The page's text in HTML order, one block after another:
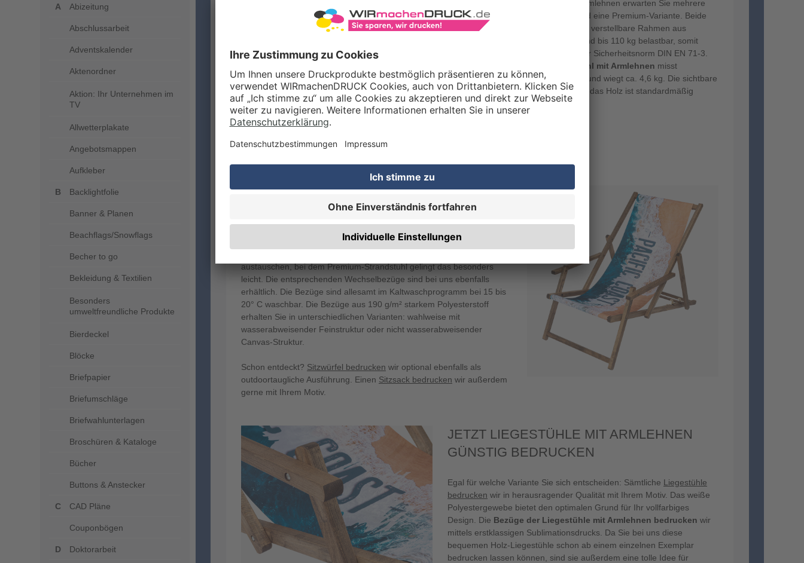
Abizeitung
Abschlussarbeit
Adventskalender
Aktenordner
Aktion: Ihr Unternehmen im
TV
Allwetterplakate
Angebotsmappen
Aufkleber
Backlightfolie
Banner & Planen
Beachflags/Snowflags
Becher to go
Bekleidung & Textilien
Besonders
umweltfreundliche Produkte
Bierdeckel
Blöcke
Briefpapier
Briefumschläge
Briefwahlunterlagen
Broschüren & Kataloge
Bücher
Buttons & Anstecker
CAD Pläne
Couponbögen
Doktorarbeit
Bei unseren Holz-Liegestühlen mit Armlehnen erwarten Sie mehrere
Modelle: eine Classic-Ausführung und eine Premium-Variante. Beide
haben gemeinsam, dass der dreifach verstellbare Rahmen aus
robustem Buchenholz besteht. Sie sind bis 110 kg belastbar, somit
besonders stabil und entsprechen der Sicherheitsnorm DIN EN 71-3.
Classic-Liegenstuhl mit Armlehnen misst
zusammengeklappt 140 x 58 x 3 cm und wiegt ca. 4,6 kg. Die sichtbare
Liegefläche ist 113 x 42 cm groß und das Holz ist standardmäßig
lasiert.
Bei unserem erstklassigenPremium-Liegestuhl mit Armlehnen
greifen wir auf gebeiztes Buchenholz zurück, sodass diese Modelle
kg. Die sichtbare Fläche des individuell bedruckten Bezugs misst 97 x
austauschen, bei dem Premium-Strandstuhl gelingt das besonders
leicht. Die entsprechenden Wechselbezüge sind bei uns ebenfalls
erhältlich. Die Bezüge sind allesamt im Kaltwaschprogramm bei 15 bis
20° C waschbar. Die Bezüge aus 190 g/m² starkem Polyesterstoff
erhalten Sie in unterschiedlichen Varianten: wahlweise mit
wasserabweisender Feinstruktur oder nicht wasserabweisender
Canvas-Struktur.
Schon entdeckt? Sitzwürfel bedrucken wir optional ebenfalls als
outdoortaugliche Ausführung. Einen Sitzsack bedrucken wir außerdem
gerne mit Ihrem Motiv.
JETZT LIEGESTÜHLE MIT ARMLEHNEN
GÜNSTIG BEDRUCKEN
Egal für welche Variante Sie sich entscheiden: Sämtliche Liegestühle
bedrucken wir in herausragender Qualität mit Ihrem Motiv. Das weiße
Polyestergewebe bietet den optimalen Grund für Ihr vollfarbiges
Design. Die Bezüge der Liegestühle mit Armlehnen bedrucken wir
mittels erstklassigen Sublimationsdrucks. Da Sie bei uns diese
bequemen Holz-Liegestühle schon ab einem einzelnen Exemplar
bedrucken lassen können, sind sie außerdem eine tolle Idee für